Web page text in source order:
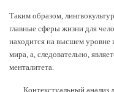
Таким образом,
главные сферы жизни для
находится на высшем уровне
мира, а, следовательно,
менталитета.
Контекстуальный анализ